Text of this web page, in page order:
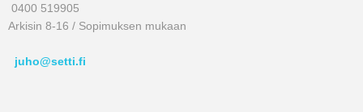
0400 519905
Arkisin 8-16 / Sopimuksen mukaan
juho@setti.fi